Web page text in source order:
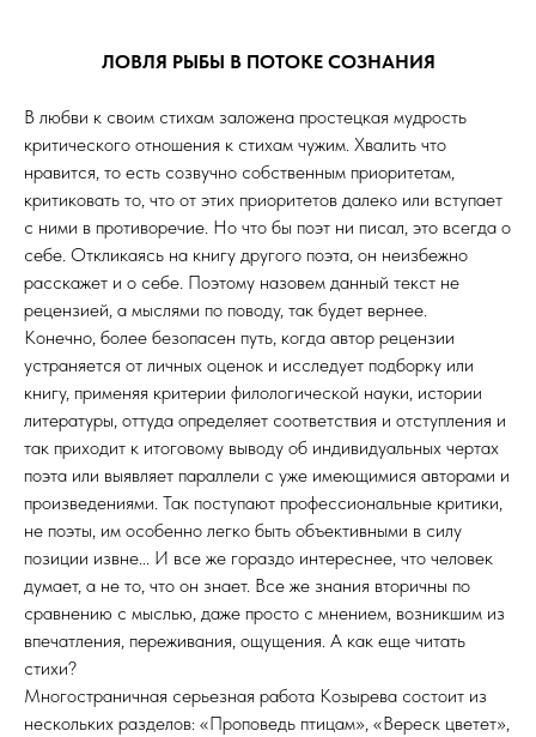
ЛОВЛЯ РЫБЫ В ПОТОКЕ СОЗНАНИЯ
В любви к своим стихам заложена простецкая мудрость
критического отношения к стихам чужим. Хвалить что
нравится, то есть созвучно собственным приоритетам,
критиковать то, что от этих приоритетов далеко или вступает
с ними в противоречие. Но что бы поэт ни писал, это всегда о
себе. Откликаясь на книгу другого поэта, он неизбежно
расскажет и о себе. Поэтому назовем данный текст не
рецензией, а мыслями по поводу, так будет вернее.
Конечно, более безопасен путь, когда автор рецензии
устраняется от личных оценок и исследует подборку или
книгу, применяя критерии филологической науки, истории
литературы, оттуда определяет соответствия и отступления и
так приходит к итоговому выводу об индивидуальных чертах
поэта или выявляет параллели с уже имеющимися авторами и
произведениями. Так поступают профессиональные критики,
не поэты, им особенно легко быть объективными в силу
позиции извне... И все же гораздо интереснее, что человек
думает, а не то, что он знает. Все же знания вторичны по
сравнению с мыслью, даже просто с мнением, возникшим из
впечатления, переживания, ощущения. А как еще читать
стихи?
Многостраничная серьезная работа Козырева состоит из
нескольких разделов: «Проповедь птицам», «Вереск цветет»,